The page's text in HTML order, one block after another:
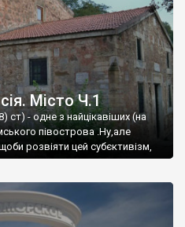
Місто Ч.1
ст) - одне з найцікавіших (на
півострова .Ну,але
розвіяти цей субєктивізм,